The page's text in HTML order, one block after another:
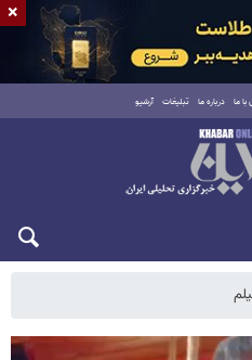
ما درباره ما تبلیغات آرشیو
×